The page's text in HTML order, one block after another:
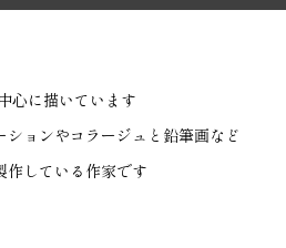
心に描いています
ションやコラージュと鉛筆画など
作している作家です